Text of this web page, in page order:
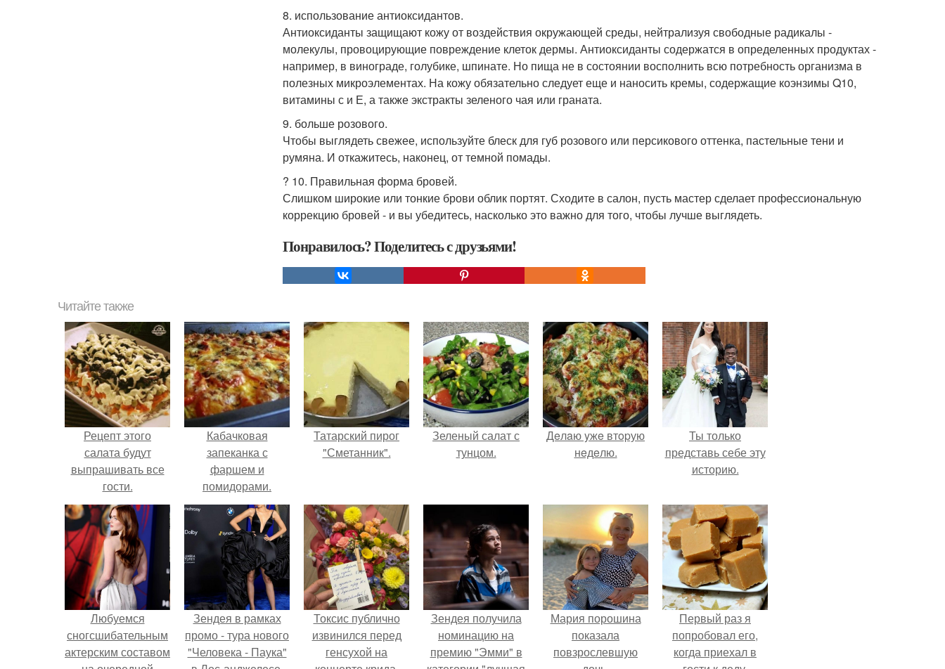
8. использование антиоксидантов.
Антиоксиданты защищают кожу от воздействия окружающей среды, нейтрализуя свободные радикалы -
молекулы, провоцирующие повреждение клеток дермы. Антиоксиданты содержатся в определенных продуктах -
например, в винограде, голубике, шпинате. Но пища не в состоянии восполнить всю потребность организма в
полезных микроэлементах. На кожу обязательно следует еще и наносить кремы, содержащие коэнзимы Q10,
витамины с и Е, а также экстракты зеленого чая или граната.
9. больше розового.
Чтобы выглядеть свежее, используйте блеск для губ розового или персикового оттенка, пастельные тени и
румяна. И откажитесь, наконец, от темной помады.
? 10. Правильная форма бровей.
Слишком широкие или тонкие брови облик портят. Сходите в салон, пусть мастер сделает профессиональную
коррекцию бровей - и вы убедитесь, насколько это важно для того, чтобы лучше выглядеть.
Понравилось? Поделитесь с друзьями!
Читайте также
Рецепт этого
салата будут
выпрашивать все
гости.
Кабачковая
запеканка с
фаршем и
помидорами.
Татарский пирог
"Сметанник".
Зеленый салат с
тунцом.
Дeлaю yжe втopую
нeдeлю.
Ты только
представь себе эту
историю.
Любуемся
сногсшибательным
актерским составом
Зендея в рамках
промо - тура нового
"Человека - Паука"
Токсис публично
извинился перед
генсухой на
Зендея получила
номинацию на
премию "Эмми" в
Мария порошина
показала
повзрослевшую
Первый раз я
попробовал его,
когда приехал в